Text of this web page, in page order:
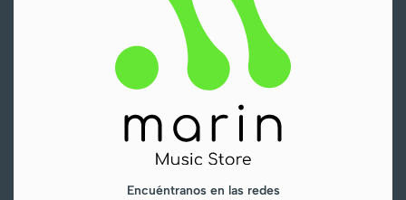
Encuéntranos en las redes